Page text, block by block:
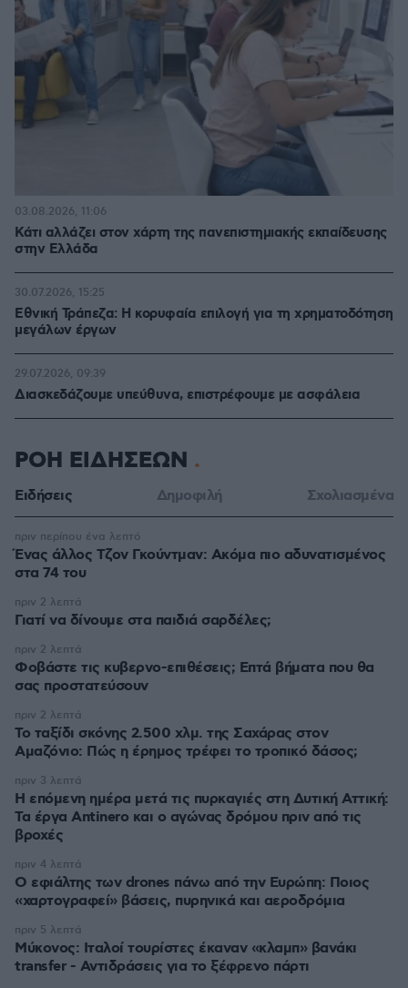
Κάτι αλλάζει στον χάρτη της πανεπιστημιακής εκπαίδευσης
στην Ελλάδα
03.08.2026, 11:06
Εθνική Τράπεζα: Η κορυφαία επιλογή για τη χρηματοδότηση
μεγάλων έργων
30.07.2026, 15:25
Διασκεδάζουμε υπεύθυνα, επιστρέφουμε με ασφάλεια
29.07.2026, 09:39
ΡΟΗ ΕΙΔΗΣΕΩΝ
Ειδήσεις Δημοφιλή Σχολιασμένα
Ένας άλλος Τζον Γκούντμαν: Ακόμα πιο αδυνατισμένος
στα 74 του
πριν περίπου ένα λεπτό
Γιατί να δίνουμε στα παιδιά σαρδέλες;
πριν 2 λεπτά
Φοβάστε τις κυβερνο-επιθέσεις; Επτά βήματα που θα
σας προστατεύσουν
πριν 2 λεπτά
Το ταξίδι σκόνης 2.500 χλμ. της Σαχάρας στον
Αμαζόνιο: Πώς η έρημος τρέφει το τροπικό δάσος;
πριν 2 λεπτά
Η επόμενη ημέρα μετά τις πυρκαγιές στη Δυτική Αττική:
Τα έργα Antinero και ο αγώνας δρόμου πριν από τις
βροχές
πριν 3 λεπτά
Ο εφιάλτης των drones πάνω από την Ευρώπη: Ποιος
«χαρτογραφεί» βάσεις, πυρηνικά και αεροδρόμια
πριν 4 λεπτά
Μύκονος: Ιταλοί τουρίστες έκαναν «κλαμπ» βανάκι
transfer - Αντιδράσεις για το ξέφρενο πάρτι
πριν 5 λεπτά